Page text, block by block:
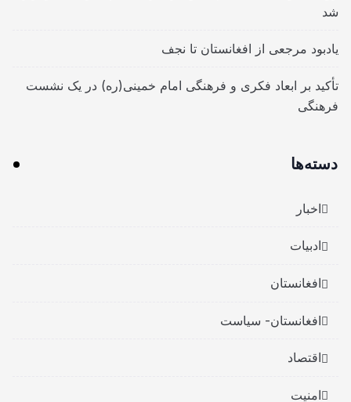
شد
یادبود مرجعی از افغانستان تا نجف
تأکید بر ابعاد فکری و فرهنگی امام خمینی(ره) در یک نشست
فرهنگی
دسته‌ها
اخبار
ادبیات
افغانستان
افغانستان- سیاست
اقتصاد
امنیت